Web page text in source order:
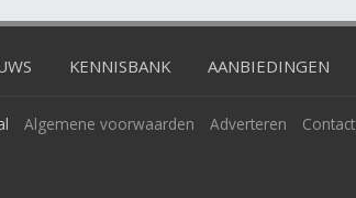
KENNISBANK AANBIEDINGEN
Algemene voorwaarden Adverteren Contact